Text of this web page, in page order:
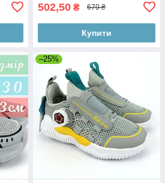
502,50 ₴ 670 ₴
Купити
–25%